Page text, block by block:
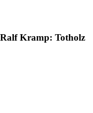
Ralf Kramp: Totholz